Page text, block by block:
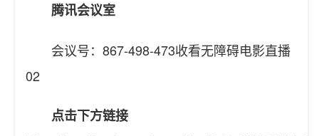
腾讯会议室
会议号：867-498-473收看无障碍电影直播
02
点击下方链接